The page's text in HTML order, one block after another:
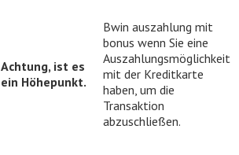
Achtung, ist es
ein Höhepunkt.
Bwin auszahlung mit
bonus wenn Sie eine
Auszahlungsmöglichkeit
mit der Kreditkarte
haben, um die
Transaktion
abzuschließen.